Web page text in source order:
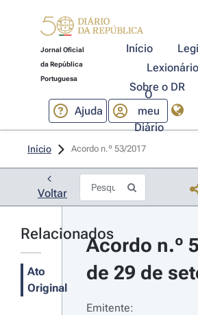
Jornal Oficial
da República
Portuguesa
Início
Lexionário
Sobre o DR
Ajuda
O
meu
Diário
Início Acordo n.º 53/2017
Voltar
Relacionados
Ato
Original
Acordo n.º
de 29 de
Emitente: